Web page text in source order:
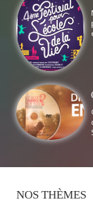
NOS THÈMES